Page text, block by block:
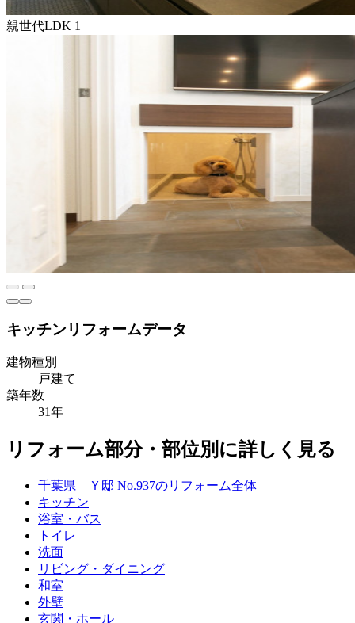
親世代LDK 1
キッチンリフォームデータ
建物種別
戸建て
築年数
31年
リフォーム部分・部位別に詳しく見る
千葉県 Ｙ邸 No.937のリフォーム全体
キッチン
浴室・バス
トイレ
洗面
リビング・ダイニング
和室
外壁
玄関・ホール